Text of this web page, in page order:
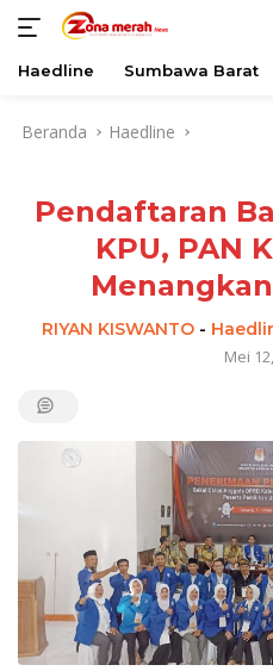
Haedline Sumbawa Barat
Beranda Haedline
Pendaftaran
KPU, PAN
RIYAN KISWANTO-
Mei